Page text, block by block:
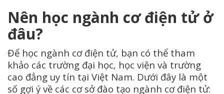
Nên học ngành cơ điện tử ở
đâu?
Để học ngành cơ điện tử, bạn có thể tham
khảo các trường đại học, học viện và trường
cao đẳng uy tín tại Việt Nam. Dưới đây là một
số gợi ý về các cơ sở đào tạo ngành cơ điện tử: